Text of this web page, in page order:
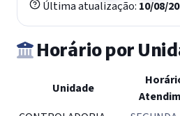
Última atualização: 10/08/
Horário por
Unidade